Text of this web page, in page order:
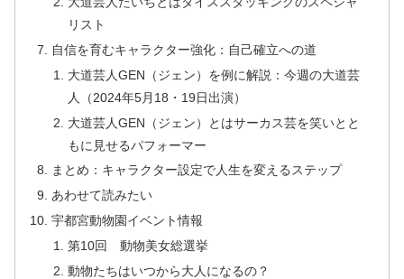
リスト
自信を育むキャラクター強化：自己確立への道
大道芸人GEN（ジェン）を例に解説：今週の大道芸
人（2024年5月18・19日出演）
大道芸人GEN（ジェン）とはサーカス芸を笑いとと
もに見せるパフォーマー
まとめ：キャラクター設定で人生を変えるステップ
あわせて読みたい
宇都宮動物園イベント情報
第10回 動物美女総選挙
動物たちはいつから大人になるの？